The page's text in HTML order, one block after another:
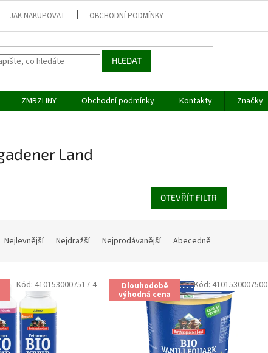
JAK NAKUPOVAT OBCHODNÍ PODMÍNKY
HLEDAT
ZMRZLINY Obchodní podmínky Kontakty
Značky
Land
OTEVŘÍT FILTR
Nejlevnější Nejdražší Nejprodávanější Abecedně
Kód: 4101530007517-4 Dlouhodobě
výhodná cena
Kód: 4101530007500